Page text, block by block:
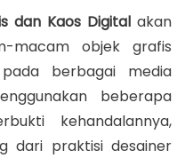
dan Kaos Digital akan
macam objek grafis
berbagai media
beberapa
kehandalannya,
dari praktisi desainer